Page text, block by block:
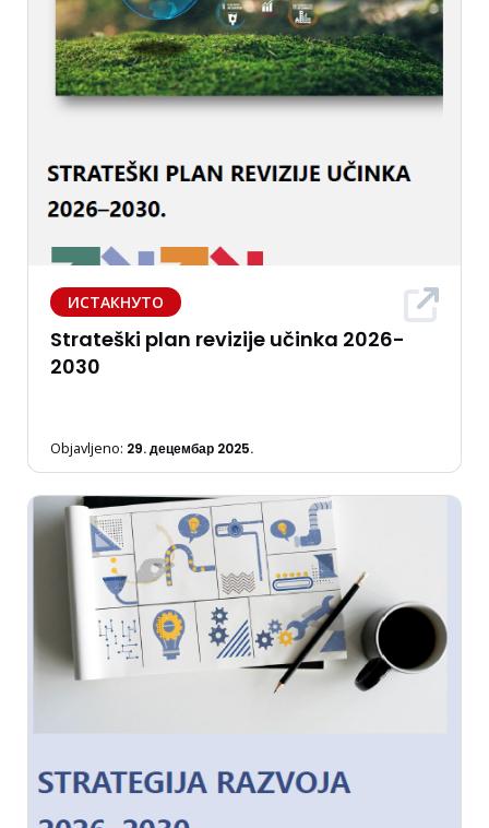
ИСТАКНУТО
Strateški plan revizije učinka 2026-
2030
Objavljeno: 29. децембар 2025.